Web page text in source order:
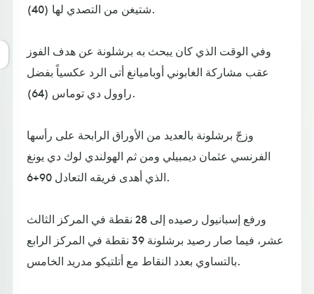
شتيغن من التصدي لها (40).
وفي الوقت الذي كان يبحث به برشلونة عن هدف الفوز
عقب مشاركة الغابوني أوباميانغ أتى الرد عكسياً بفضل
راوول دي توماس (64).
وزجّ برشلونة بالعديد من الأوراق الرابحة على رأسها
الفرنسي عثمان ديمبيلي ومن ثم الهولندي لوك دي يونغ
الذي أهدى فريقه التعادل 90+6.
ورفع إسبانيول رصيده إلى 28 نقطة في المركز الثالث
عشر، فيما صار رصيد برشلونة 39 نقطة في المركز الرابع
بالتساوي بعدد النقاط مع أتلتيكو مدريد الخامس.